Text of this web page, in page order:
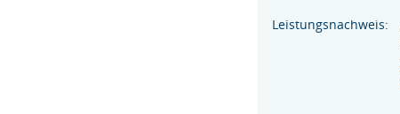
Leistungsnachweis: